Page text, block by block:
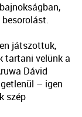
játszottuk,
tartani velünk a
Dávid
– igen
szép